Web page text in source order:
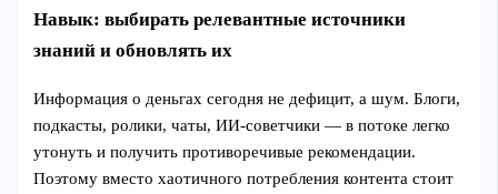
Навык: выбирать релевантные источники
знаний и обновлять их
Информация о деньгах сегодня не дефицит, а шум. Блоги,
подкасты, ролики, чаты, ИИ‑советчики — в потоке легко
утонуть и получить противоречивые рекомендации.
Поэтому вместо хаотичного потребления контента стоит